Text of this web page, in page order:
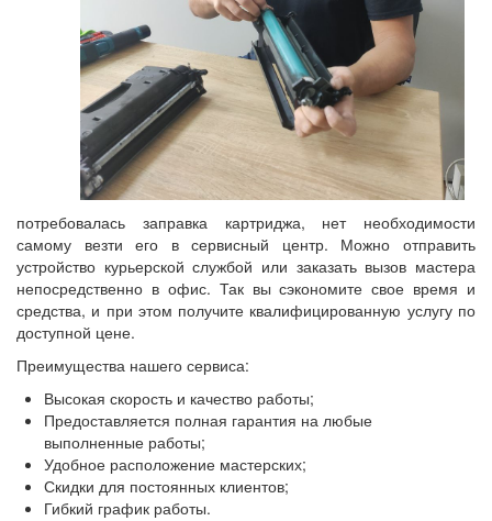
потребовалась заправка картриджа, нет необходимости
самому везти его в сервисный центр. Можно отправить
устройство курьерской службой или заказать вызов мастера
непосредственно в офис. Так вы сэкономите свое время и
средства, и при этом получите квалифицированную услугу по
доступной цене.
Преимущества нашего сервиса:
Высокая скорость и качество работы;
Предоставляется полная гарантия на любые
выполненные работы;
Удобное расположение мастерских;
Скидки для постоянных клиентов;
Гибкий график работы.